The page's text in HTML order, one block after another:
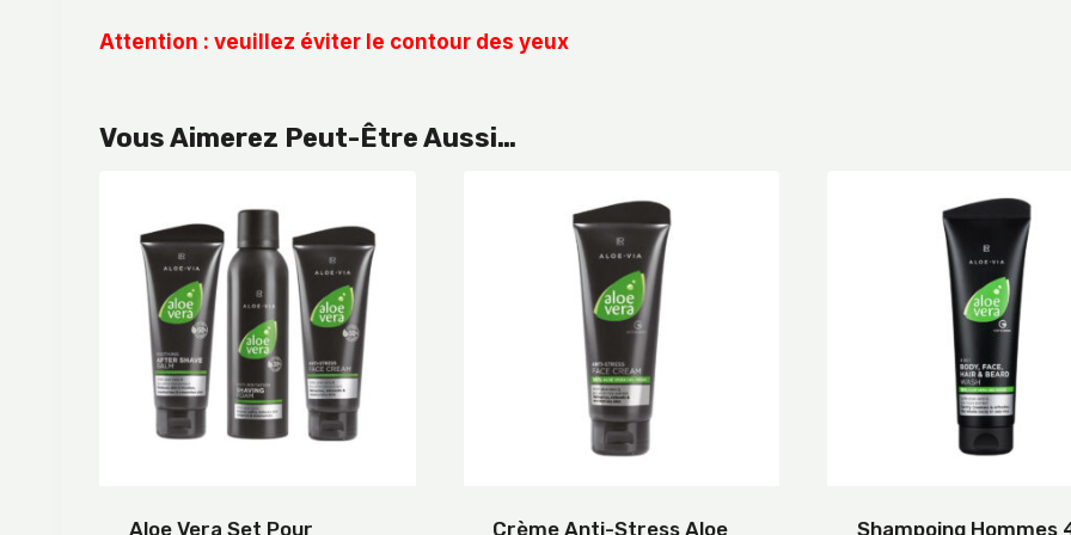
Attention : veuillez éviter le contour des yeux
Vous Aimerez Peut-Être Aussi…
Aloe Vera Set Pour Crème Anti-Stress Aloe Shampoing Hommes